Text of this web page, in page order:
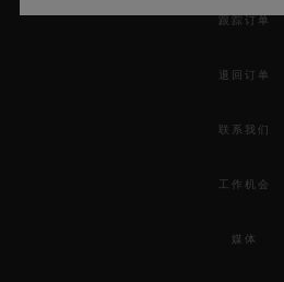
跟踪订单
退回订单
联系我们
工作机会
媒体